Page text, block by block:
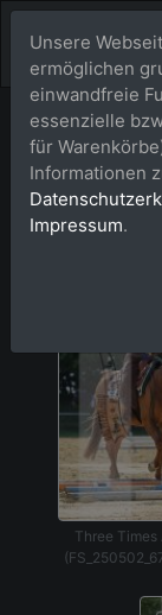
35 Bild(er)
Three Times
Unsere
ermöglichen
einwandfreie
essenzielle
für
Informationen
Impressum.